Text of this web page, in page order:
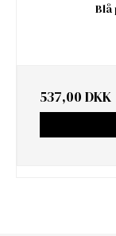
Blå
537,00 DKK